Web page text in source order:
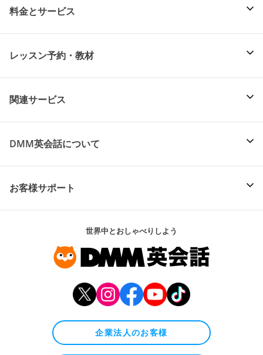
料金とサービス
レッスン予約・教材
関連サービス
DMM英会話について
お客様サポート
世界中とおしゃべりしよう
企業法人のお客様